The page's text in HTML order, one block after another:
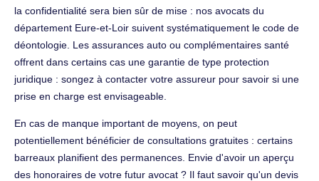
la confidentialité sera bien sûr de mise : nos avocats du
département Eure-et-Loir suivent systématiquement le code de
déontologie. Les assurances auto ou complémentaires santé
offrent dans certains cas une garantie de type protection
juridique : songez à contacter votre assureur pour savoir si une
prise en charge est envisageable.
En cas de manque important de moyens, on peut
potentiellement bénéficier de consultations gratuites : certains
barreaux planifient des permanences. Envie d'avoir un aperçu
des honoraires de votre futur avocat ? Il faut savoir qu'un devis